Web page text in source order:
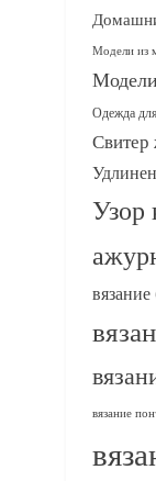
Модели из
Одежда
Свитер
Узор
вязание
вязание